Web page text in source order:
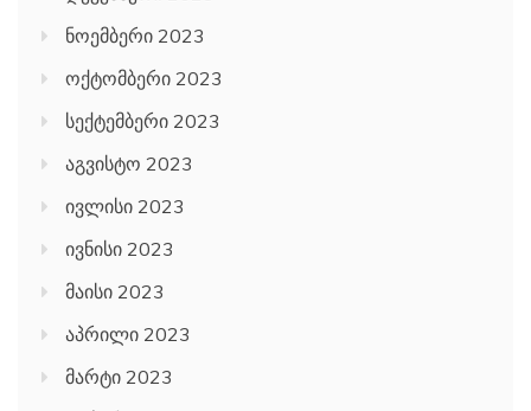
ნოემბერი 2023
ოქტომბერი 2023
სექტემბერი 2023
აგვისტო 2023
ივლისი 2023
ივნისი 2023
მაისი 2023
აპრილი 2023
მარტი 2023